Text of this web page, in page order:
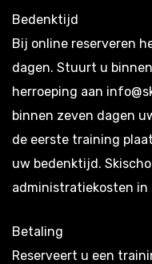
Bedenktijd
Bij online reserveren
dagen. Stuurt u
herroeping aan
binnen zeven dagen
de eerste training
uw bedenktijd.
administratiekosten in
Betaling
Reserveert u een